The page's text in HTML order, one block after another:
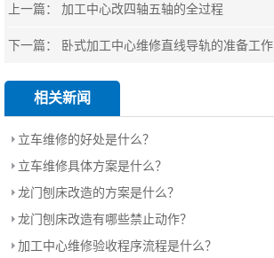
上一篇：加工中心改四轴五轴的全过程
下一篇： 卧式加工中心维修直线导轨的准备工作
相关新闻
立车维修的好处是什么？
立车维修具体方案是什么？
龙门刨床改造的方案是什么？
龙门刨床改造有哪些禁止动作？
加工中心维修验收程序流程是什么？